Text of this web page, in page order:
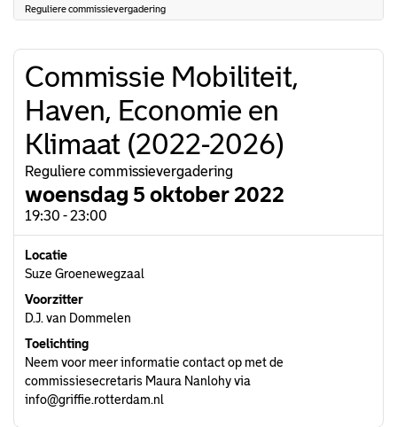
Reguliere commissievergadering
Commissie Mobiliteit,
Haven, Economie en
Klimaat (2022-2026)
Reguliere commissievergadering
woensdag 5 oktober 2022
19:30 - 23:00
Locatie
Suze Groenewegzaal
Voorzitter
D.J. van Dommelen
Toelichting
Neem voor meer informatie contact op met de
commissiesecretaris Maura Nanlohy via
info@griffie.rotterdam.nl